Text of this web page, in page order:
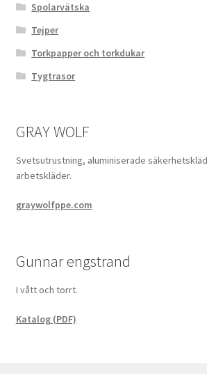
Spolarvätska
Tejper
Torkpapper och torkdukar
Tygtrasor
GRAY WOLF
Svetsutrustning, aluminiserade
arbetskläder.
graywolfppe.com
Gunnar engstrand
I vått och torrt.
Katalog (PDF)